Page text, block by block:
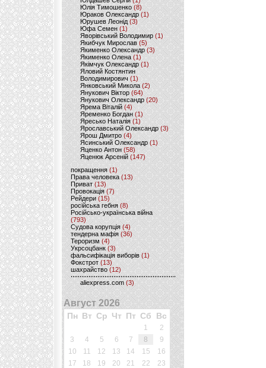
Юлія Тимошенко (8)
Юраков Олександр (1)
Юрушев Леонід (3)
Юфа Семен (1)
Яворівський Володимир (1)
Якибчук Мирослав (5)
Якименко Олександр (3)
Якименко Олена(1)
Якімчук Олександр (1)
Яловий Костянтин
Володимирович (1)
Янковський Микола(2)
Янукович Віктор (64)
Янукович Олександр(20)
Ярема Віталій(4)
Яременко Богдан(1)
Яресько Наталія(1)
Ярославський Олександр (3)
Ярош Дмитро (4)
Ясинський Олександр (1)
Яценко Антон(58)
Яценюк Арсеній (147)
покращення (1)
Права человека(13)
Приват (13)
Провокація (7)
Рейдери (15)
російська гебня (8)
Російсько-українська війна
(793)
Судова корупція (4)
тендерна мафія (36)
Тероризм (4)
Укрсоцбанк (3)
фальсифікація виборів (1)
Фокстрот(13)
шахрайство (12)
aliexpress.com (3)
Август 2026
Пн Вт Ср Чт Пт Сб Вс
1
2
3
4 5 6 7 8
9
10
11 12 13 14 15
16
17
18 19 20 21 22
23